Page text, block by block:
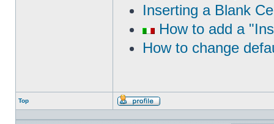
Inserting a Blank
How to add a
How to change
Top
Profilo